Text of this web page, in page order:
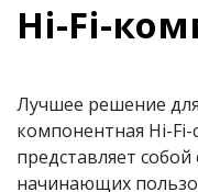
Hi-Fi-
Лучшее решение
компонентная Hi-
представляет
начинающих